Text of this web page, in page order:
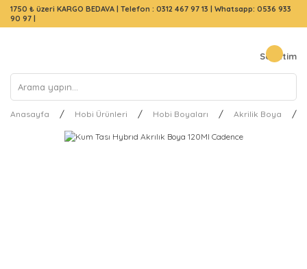
1750 ₺ üzeri KARGO BEDAVA | Telefon : 0312 467 97 13 | Whatsapp: 0536 933
90 97 |
Sepetim
Anasayfa Hobi Ürünleri Hobi Boyaları Akrilik Boya